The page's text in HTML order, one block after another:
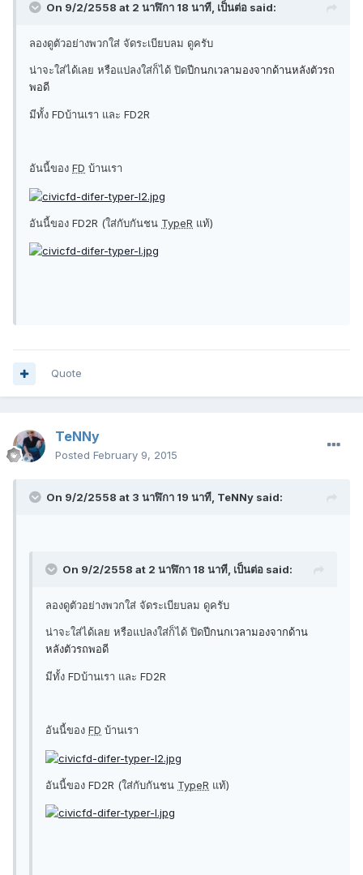
On 9/2/2558 at 2 นาฬิกา 18 นาที, เป็นต่อ said:
ลองดูตัวอย่างพวกใส่ จัดระเบียบลม ดูครับ
น่าจะใส่ได้เลย หรือแปลงใส่ก็ได้ ปิดปีกนกเวลามองจากด้านหลังตัวรถ
พอดี
มีทั้ง FDบ้านเรา และ FD2R
อันนี้ของ FD บ้านเรา
อันนี้ของ FD2R (ใส่กับกันชน TypeR แท้)
Quote
TeNNy
Posted February 9, 2015
On 9/2/2558 at 3 นาฬิกา 19 นาที, TeNNy said:
On 9/2/2558 at 2 นาฬิกา 18 นาที, เป็นต่อ said:
ลองดูตัวอย่างพวกใส่ จัดระเบียบลม ดูครับ
น่าจะใส่ได้เลย หรือแปลงใส่ก็ได้ ปิดปีกนกเวลามองจากด้าน
หลังตัวรถพอดี
มีทั้ง FDบ้านเรา และ FD2R
อันนี้ของ FD บ้านเรา
อันนี้ของ FD2R (ใส่กับกันชน TypeR แท้)